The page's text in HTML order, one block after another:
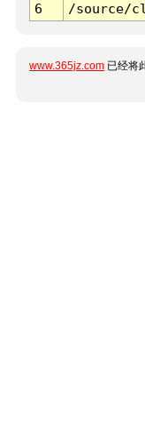
6
/source/
www.365jz.com 已经将